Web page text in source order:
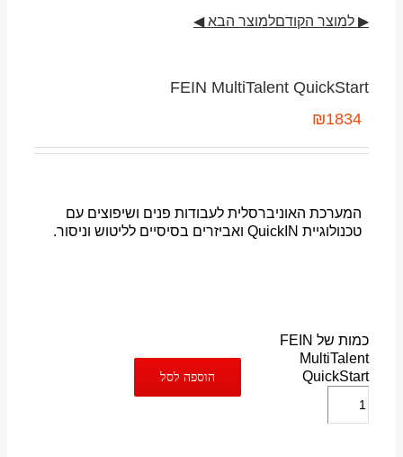
▶ למוצר הקודםלמוצר הבא ◀
FEIN MultiTalent QuickStart
₪1834
המערכת האוניברסלית לעבודות פנים ושיפוצים עם
טכנולוגיית QuickIN ואביזרים בסיסיים לליטוש וניסור.
כמות של FEIN
MultiTalent
QuickStart
הוספה לסל